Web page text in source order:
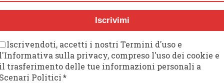
Iscrivimi
Iscrivendoti, accetti i nostri Termini d'uso e
sulla privacy, compreso l'uso dei cookie e
trasferimento delle tue informazioni personali a
Politici*